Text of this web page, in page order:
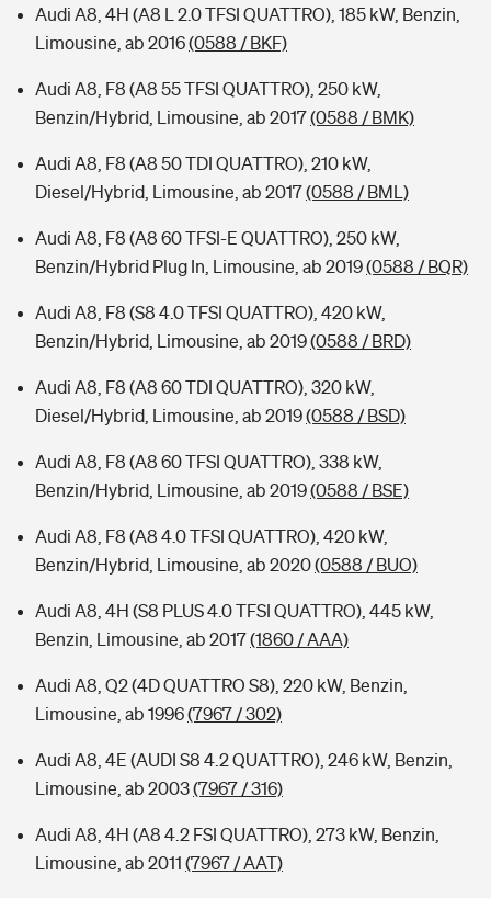
Audi A8, 4H (A8 L 2.0 TFSI QUATTRO), 185 kW, Benzin,
Limousine, ab 2016(0588 / BKF)
Audi A8, F8 (A8 55 TFSI QUATTRO), 250 kW,
Benzin/Hybrid, Limousine, ab 2017(0588 / BMK)
Audi A8, F8 (A8 50 TDI QUATTRO), 210 kW,
Diesel/Hybrid, Limousine, ab 2017(0588 / BML)
Audi A8, F8 (A8 60 TFSI-E QUATTRO), 250 kW,
Benzin/Hybrid Plug In, Limousine, ab 2019(0588 / BQR)
Audi A8, F8 (S8 4.0 TFSI QUATTRO), 420 kW,
Benzin/Hybrid, Limousine, ab 2019(0588 / BRD)
Audi A8, F8 (A8 60 TDI QUATTRO), 320 kW,
Diesel/Hybrid, Limousine, ab 2019(0588 / BSD)
Audi A8, F8 (A8 60 TFSI QUATTRO), 338 kW,
Benzin/Hybrid, Limousine, ab 2019(0588 / BSE)
Audi A8, F8 (A8 4.0 TFSI QUATTRO), 420 kW,
Benzin/Hybrid, Limousine, ab 2020(0588 / BUO)
Audi A8, 4H (S8 PLUS 4.0 TFSI QUATTRO), 445 kW,
Benzin, Limousine, ab 2017(1860 / AAA)
Audi A8, Q2 (4D QUATTRO S8), 220 kW, Benzin,
Limousine, ab 1996(7967 / 302)
Audi A8, 4E (AUDI S8 4.2 QUATTRO), 246 kW, Benzin,
Limousine, ab 2003(7967 / 316)
Audi A8, 4H (A8 4.2 FSI QUATTRO), 273 kW, Benzin,
Limousine, ab 2011 (7967 / AAT)